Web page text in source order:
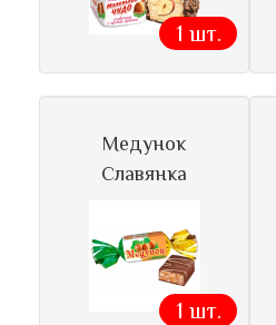
1 шт.
Медунок
Славянка
1 шт.